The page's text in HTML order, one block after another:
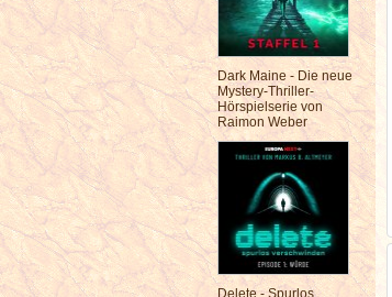
Dark Maine - Die neue
Mystery-Thriller-
Hörspielserie von
Raimon Weber
Delete - Spurlos